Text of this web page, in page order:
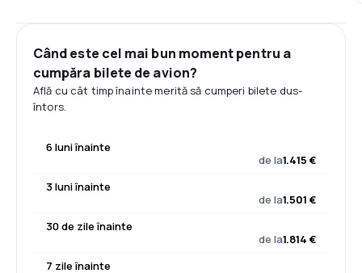
Când este cel mai bun moment pentru a
cumpăra bilete de avion?
Află cu cât timp înainte merită să cumperi bilete dus-
întors.
6 luni înainte
de la1.415 €
3 luni înainte
de la1.501 €
30 de zile înainte
de la1.814 €
7 zile înainte